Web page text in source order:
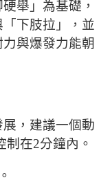
舉」為基礎，
下肢拉」，並
與爆發力能朝
，建議一個動
制在2分鐘內。